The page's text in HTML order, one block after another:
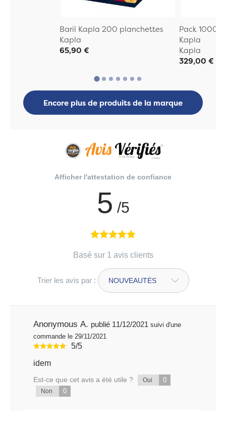
Baril Kapla 200 planchettes
Kapla
65,90 €
Pack 1000
Kapla
Kapla
329,00 €
Encore plus de produits de la marque
Afficher l'attestation de confiance
5 /5
Basé sur 1 avis clients
Trier les avis par :
Anonymous A. publié 11/12/2021 suivi d'une
commande le 29/11/2021
5/5
idem
Est-ce que cet avis a été utile ? Oui 0
Non 0